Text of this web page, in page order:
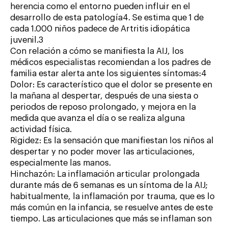
herencia como el entorno pueden influir en el
desarrollo de esta patología4. Se estima que 1 de
cada 1.000 niños padece de Artritis idiopática
juvenil.3
Con relación a cómo se manifiesta la AIJ, los
médicos especialistas recomiendan a los padres de
familia estar alerta ante los siguientes síntomas:4
Dolor: Es característico que el dolor se presente en
la mañana al despertar, después de una siesta o
periodos de reposo prolongado, y mejora en la
medida que avanza el día o se realiza alguna
actividad física.
Rigidez: Es la sensación que manifiestan los niños al
despertar y no poder mover las articulaciones,
especialmente las manos.
Hinchazón: La inflamación articular prolongada
durante más de 6 semanas es un síntoma de la AIJ;
habitualmente, la inflamación por trauma, que es lo
más común en la infancia, se resuelve antes de este
tiempo. Las articulaciones que más se inflaman son